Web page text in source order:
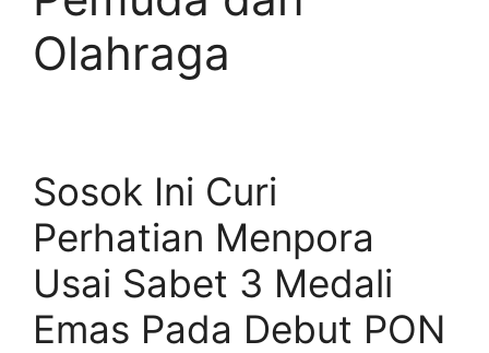
Olahraga
Sosok Ini Curi
Perhatian Menpora
Usai Sabet 3 Medali
Emas Pada Debut PON